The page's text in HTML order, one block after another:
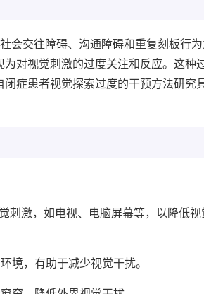
会交往障碍、沟通障碍和重复刻板行
对视觉刺激的过度关注和反应。这种
症患者视觉探索过度的干预方法研究
刺激，如电视、电脑屏幕等，以降低
境，有助于减少视觉干扰。